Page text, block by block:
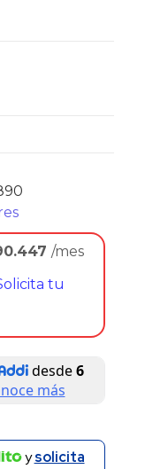
/mes
tu
ysolicita